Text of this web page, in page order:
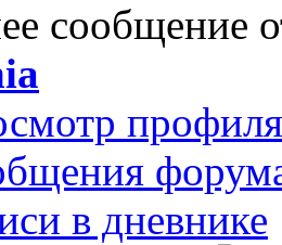
сообщение
профиля
в дневнике